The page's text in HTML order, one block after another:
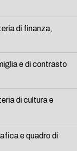
di finanza,
e di contrasto
di cultura e
e quadro di